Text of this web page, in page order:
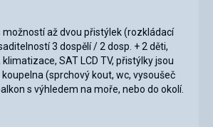
možností až dvou přistýlek (rozkládací
3 dospělí / 2 dosp. + 2 děti,
SAT LCD TV, přistýlky jsou
(sprchový kout, wc, vysoušeč
s výhledem na moře, nebo do okolí.